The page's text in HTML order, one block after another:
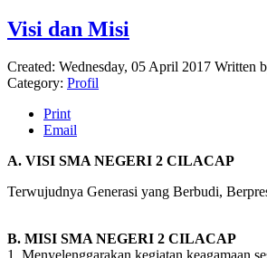
Visi dan Misi
Created: Wednesday, 05 April 2017 Written
Category: Profil
Print
Email
A. VISI SMA NEGERI 2 CILACAP
Terwujudnya Generasi yang Berbudi,
B. MISI SMA NEGERI 2 CILACAP